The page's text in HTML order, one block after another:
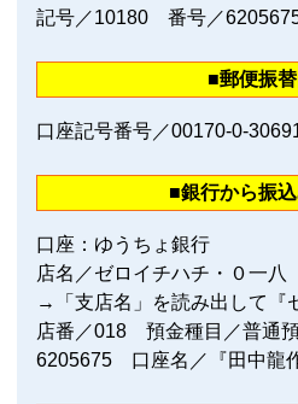
記号／10180 番号／
■郵便振
口座記号番号／
■銀行から振
口座：ゆうちょ銀行
店名／ゼロイチハチ・０一八
→「支店名」を読み出して『
店番／018 預金種目／普通
6205675 口座名／『田中龍